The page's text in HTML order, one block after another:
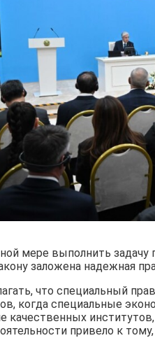
мере выполнить задачу
заложена надежная
что специальный
когда специальные
качественных
привело к